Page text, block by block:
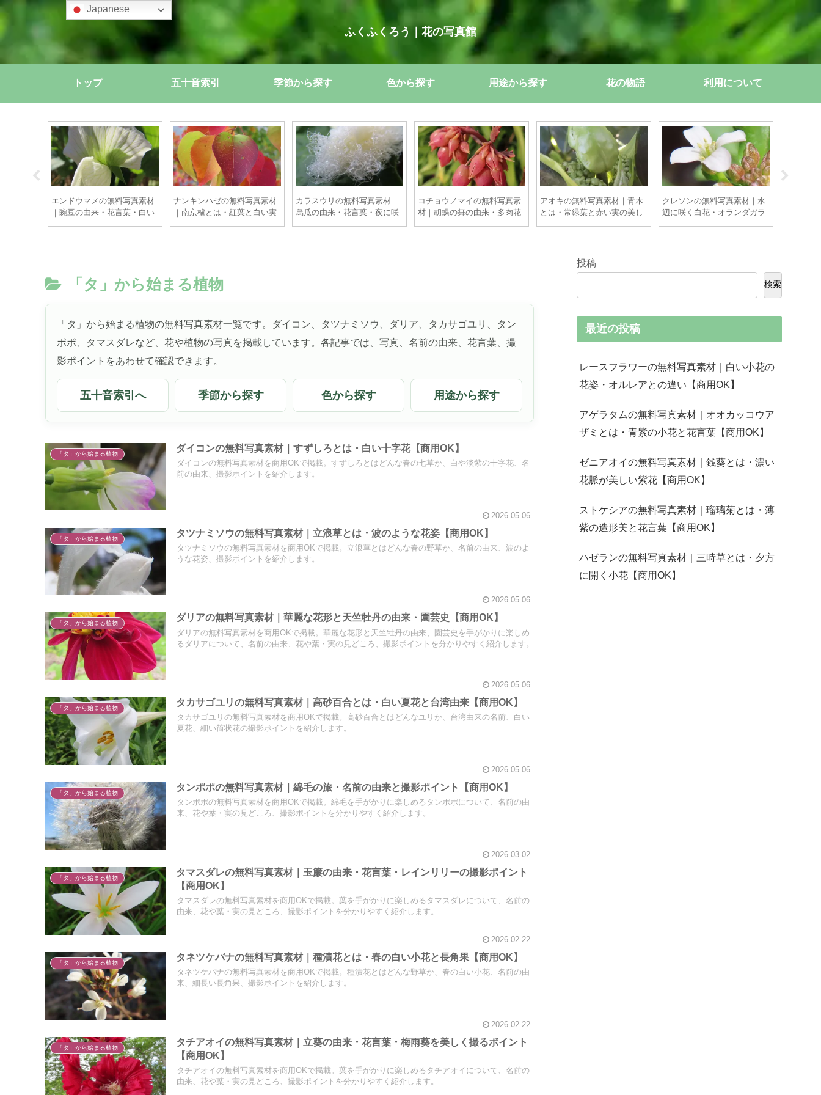
ふくふくろう｜花の写真館
トップ 五十音索引 季節から探す 色から探す 用途から探す 花の物語 利用について
エンドウマメの無料写真素材
｜豌豆の由来・花言葉・白い
花と巻きひげの撮影ポイント
ナンキンハゼの無料写真素材
｜南京櫨とは・紅葉と白い実
【商用OK】
カラスウリの無料写真素材｜
烏瓜の由来・花言葉・夜に咲
くレース花の撮影ポイント
コチョウノマイの無料写真素
材｜胡蝶の舞の由来・多肉花
の撮影ポイント【商用OK】
アオキの無料写真素材｜青木
とは・常緑葉と赤い実の美し
さ【商用OK】
クレソンの無料写真素材｜水
辺に咲く白花・オランダガラ
シの由来【商用OK】
「タ」から始まる植物
「タ」から始まる植物の無料写真素材一覧です。ダイコン、タツナミソウ、ダリア、タカサゴユリ、タン
ポポ、タマスダレなど、花や植物の写真を掲載しています。各記事では、写真、名前の由来、花言葉、撮
影ポイントをあわせて確認できます。
五十音索引へ 季節から探す 色から探す 用途から探す
「タ」から始まる植物
ダイコンの無料写真素材｜すずしろとは・白い十字花【商用OK】
ダイコンの無料写真素材を商用OKで掲載。すずしろとはどんな春の七草か、白や淡紫の十字花、名
前の由来、撮影ポイントを紹介します。
2026.05.06
「タ」から始まる植物
タツナミソウの無料写真素材｜立浪草とは・波のような花姿【商用OK】
タツナミソウの無料写真素材を商用OKで掲載。立浪草とはどんな春の野草か、名前の由来、波のよ
うな花姿、撮影ポイントを紹介します。
2026.05.06
「タ」から始まる植物
ダリアの無料写真素材｜華麗な花形と天竺牡丹の由来・園芸史【商用OK】
ダリアの無料写真素材を商用OKで掲載。華麗な花形と天竺牡丹の由来、園芸史を手がかりに楽しめ
るダリアについて、名前の由来、花や葉・実の見どころ、撮影ポイントを分かりやすく紹介します。
2026.05.06
「タ」から始まる植物
タカサゴユリの無料写真素材｜高砂百合とは・白い夏花と台湾由来【商用OK】
タカサゴユリの無料写真素材を商用OKで掲載。高砂百合とはどんなユリか、台湾由来の名前、白い
夏花、細い筒状花の撮影ポイントを紹介します。
2026.05.06
「タ」から始まる植物
タンポポの無料写真素材｜綿毛の旅・名前の由来と撮影ポイント【商用OK】
タンポポの無料写真素材を商用OKで掲載。綿毛を手がかりに楽しめるタンポポについて、名前の由
来、花や葉・実の見どころ、撮影ポイントを分かりやすく紹介します。
2026.03.02
「タ」から始まる植物
タマスダレの無料写真素材｜玉簾の由来・花言葉・レインリリーの撮影ポイント
【商用OK】
タマスダレの無料写真素材を商用OKで掲載。葉を手がかりに楽しめるタマスダレについて、名前の
由来、花や葉・実の見どころ、撮影ポイントを分かりやすく紹介します。
2026.02.22
「タ」から始まる植物
タネツケバナの無料写真素材｜種漬花とは・春の白い小花と長角果【商用OK】
タネツケバナの無料写真素材を商用OKで掲載。種漬花とはどんな野草か、春の白い小花、名前の由
来、細長い長角果、撮影ポイントを紹介します。
2026.02.22
「タ」から始まる植物
タチアオイの無料写真素材｜立葵の由来・花言葉・梅雨葵を美しく撮るポイント
【商用OK】
タチアオイの無料写真素材を商用OKで掲載。葉を手がかりに楽しめるタチアオイについて、名前の
由来、花や葉・実の見どころ、撮影ポイントを分かりやすく紹介します。
投稿
検索
最近の投稿
レースフラワーの無料写真素材｜白い小花の
花姿・オルレアとの違い【商用OK】
アゲラタムの無料写真素材｜オオカッコウア
ザミとは・青紫の小花と花言葉【商用OK】
ゼニアオイの無料写真素材｜銭葵とは・濃い
花脈が美しい紫花【商用OK】
ストケシアの無料写真素材｜瑠璃菊とは・薄
紫の造形美と花言葉【商用OK】
ハゼランの無料写真素材｜三時草とは・夕方
に開く小花【商用OK】
Japanese